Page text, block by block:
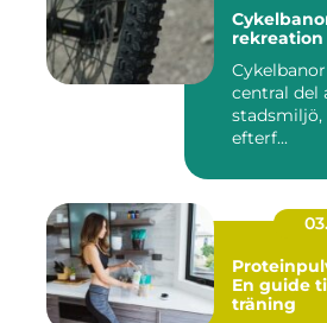
central del
stadsmiljö,
efterf...
En guide
träning